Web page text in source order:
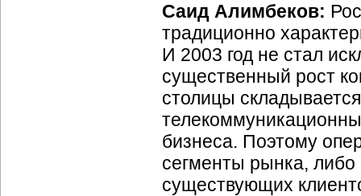
Саид Алимбеков:
традиционно
И 2003 год не стал
существенный рост
столицы
бизнеса. Поэтому
сегменты рынка, либо
существующих